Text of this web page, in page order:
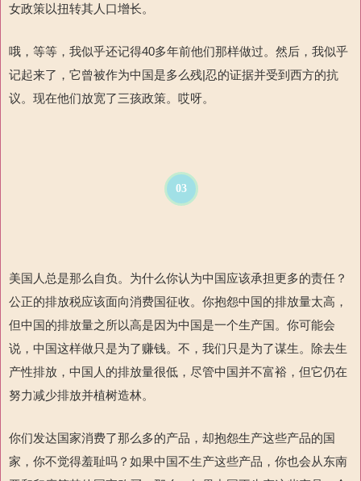
女政策以扭转其人口增长。
哦，等等，我似乎还记得40多年前他们那样做过。然后，我似乎
记起来了，它曾被作为中国是多么残|忍的证据并受到西方的抗
议。现在他们放宽了三孩政策。哎呀。
03
美国人总是那么自负。为什么你认为中国应该承担更多的责任？
公正的排放税应该面向消费国征收。你抱怨中国的排放量太高，
但中国的排放量之所以高是因为中国是一个生产国。你可能会
说，中国这样做只是为了赚钱。不，我们只是为了谋生。除去生
产性排放，中国人的排放量很低，尽管中国并不富裕，但它仍在
努力减少排放并植树造林。
你们发达国家消费了那么多的产品，却抱怨生产这些产品的国
家，你不觉得羞耻吗？如果中国不生产这些产品，你也会从东南